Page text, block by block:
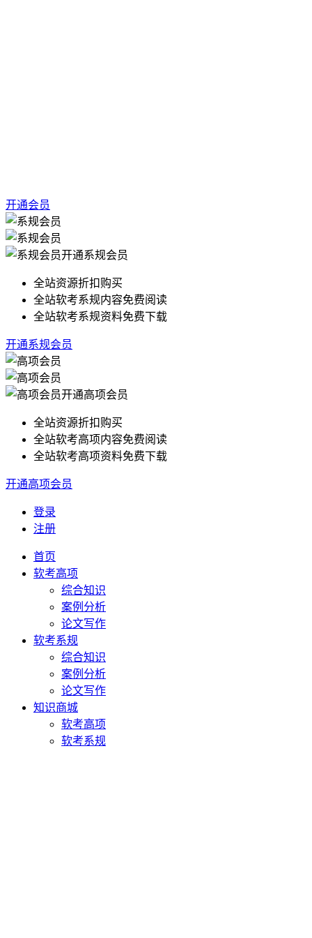
开通会员
开通系规会员
全站资源折扣购买
全站软考系规内容免费阅读
全站软考系规资料免费下载
开通系规会员
开通高项会员
全站资源折扣购买
全站软考高项内容免费阅读
全站软考高项资料免费下载
开通高项会员
登录
注册
首页
软考高项
综合知识
案例分析
论文写作
软考系规
综合知识
案例分析
论文写作
知识商城
软考高项
软考系规